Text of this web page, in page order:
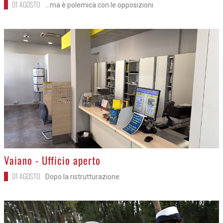
01 AGOSTO ...ma è polemica con le opposizioni
>
Vaiano - Ufficio aperto
01 AGOSTO Dopo la ristrutturazione